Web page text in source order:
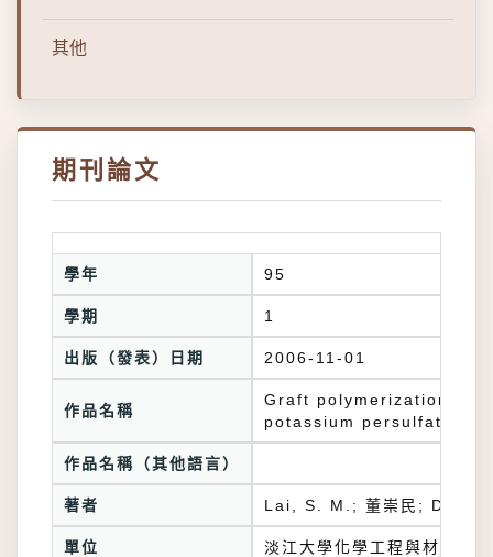
其他
期刊論文
學年 95
學期 1
出版（發表）日期 2006-11-01
作品名稱
Graft polymerization of
potassium persulfate
作品名稱（其他語言）
著者 Lai, S. M.; 董崇民; Don,
單位 淡江大學化學工程與材料工